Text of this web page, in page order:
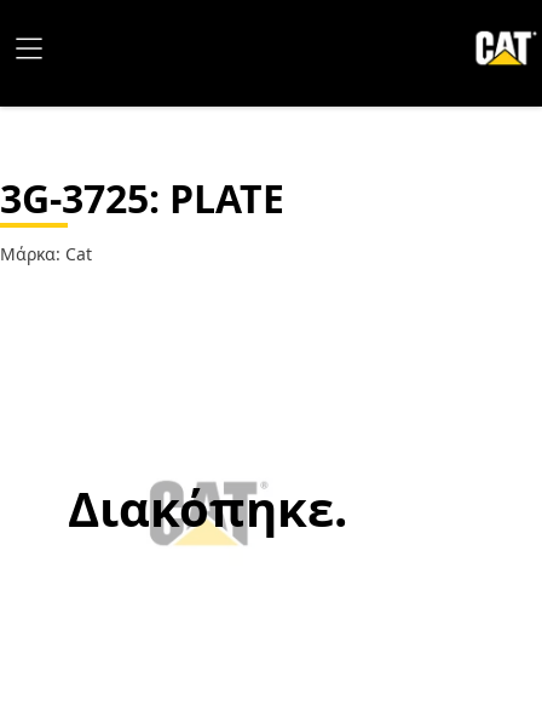
3G-3725: PLATE
Μάρκα: Cat
Διακόπηκε.